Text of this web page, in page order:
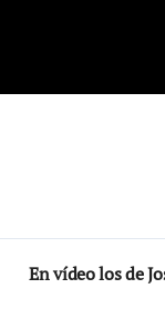
En vídeo los de